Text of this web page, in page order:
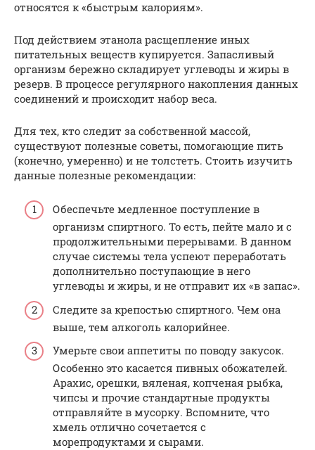
относятся к «быстрым калориям».
Под действием этанола расщепление иных
питательных веществ купируется. Запасливый
организм бережно складирует углеводы и жиры в
резерв. В процессе регулярного накопления данных
соединений и происходит набор веса.
Для тех, кто следит за собственной массой,
существуют полезные советы, помогающие пить
(конечно, умеренно) и не толстеть. Стоить изучить
данные полезные рекомендации:
Обеспечьте медленное поступление в
организм спиртного. То есть, пейте мало и с
продолжительными перерывами. В данном
случае системы тела успеют переработать
дополнительно поступающие в него
углеводы и жиры, и не отправит их «в запас».
Следите за крепостью спиртного. Чем она
выше, тем алкоголь калорийнее.
Умерьте свои аппетиты по поводу закусок.
Особенно это касается пивных обожателей.
Арахис, орешки, вяленая, копченая рыбка,
чипсы и прочие стандартные продукты
отправляйте в мусорку. Вспомните, что
хмель отлично сочетается с
морепродуктами и сырами.